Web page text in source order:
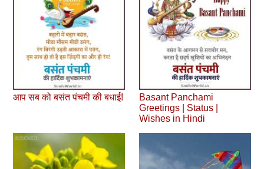
आप सब को बसंत पंचमी की बधाई!
Basant Panchami
Greetings | Status |
Wishes in Hindi